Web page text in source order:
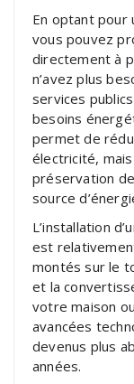
En optant pour
vous pouvez
directement à
n’avez plus
services
besoins
permet de
électricité,
préservation
source
L’installation
est
montés sur le
et la
votre maison
avancées
devenus plus
années.